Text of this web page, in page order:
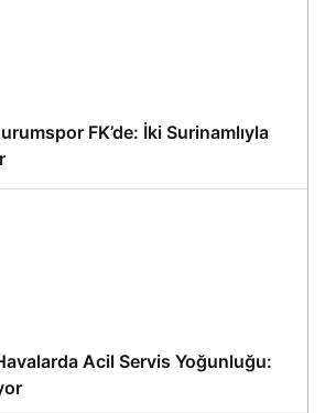
FK’de: İki Surinamlıyla
Havalarda Acil Servis Yoğunluğu: